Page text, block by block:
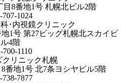
目8番地1号 札幌北ビル2階
707-1024
･内視鏡クリニック
1号 第27ビッグ札幌北スカイビ
ル4階
700-1110
クリニック札幌
番地1号 北7条ヨシヤビル5階
738-7877